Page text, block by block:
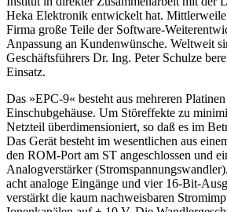
Heka Elektronik entwickelt hat.
Firma große Teile der Software-
Anpassung an Kundenwünsche. Weltweit
Geschäftsführers Dr. Ing. Peter Schulze
Einsatz.
Das »EPC-9« besteht aus mehreren
Einschubgehäuse. Um Störeffekte zu
Netzteil überdimensioniert, so daß es im
Das Gerät besteht im wesentlichen aus
den ROM-Port am ST angeschlossen und
Analogverstärker
acht analoge Eingänge und vier 16-Bit-
verstärkt die kaum nachweisbaren